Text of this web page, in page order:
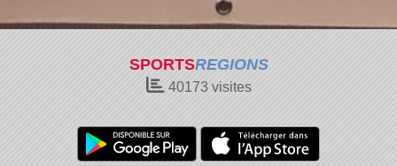
SPORTSREGIONS
40173visites